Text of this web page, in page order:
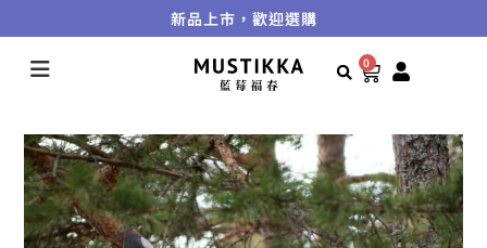
新品上市，歡迎選購
0